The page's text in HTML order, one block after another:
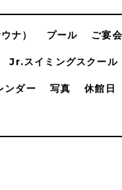
ナ） プール ご宴
Jr.スイミングスクール
ンダー 写真 休館日